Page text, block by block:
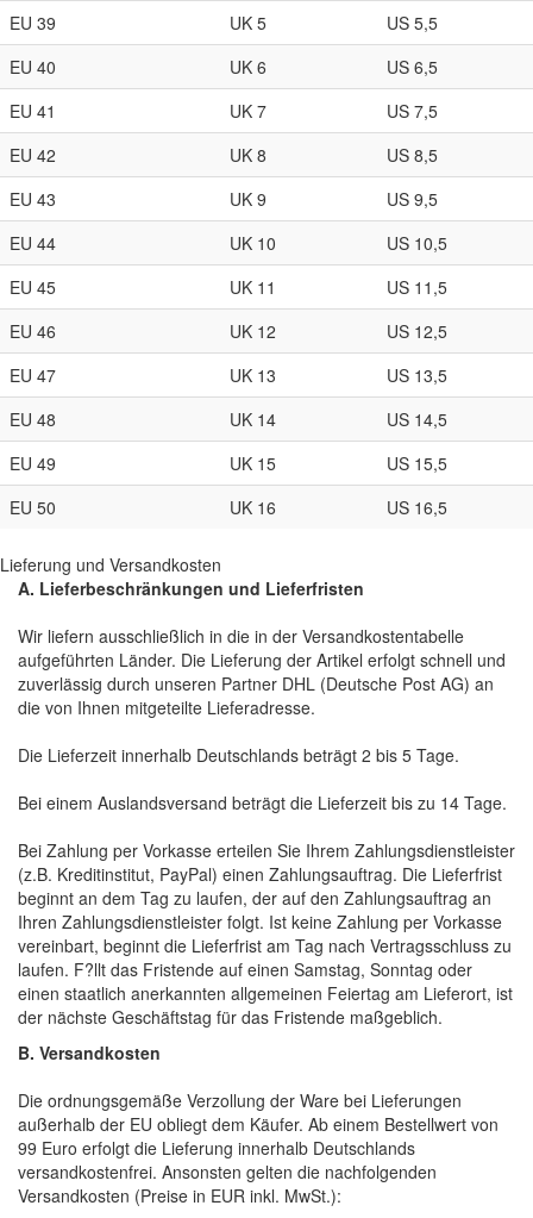
EU 39
UK 5
US 5,5
EU 40
UK 6
US 6,5
EU 41
UK 7
US 7,5
EU 42
UK 8
US 8,5
EU 43
UK 9
US 9,5
EU 44
UK 10
US 10,5
EU 45
UK 11
US 11,5
EU 46
UK 12
US 12,5
EU 47
UK 13
US 13,5
EU 48
UK 14
US 14,5
EU 49
UK 15
US 15,5
EU 50
UK 16 US 16,5
Lieferung und Versandkosten
A. Lieferbeschränkungen und Lieferfristen
Wir liefern ausschließlich in die in der Versandkostentabelle
aufgeführten Länder. Die Lieferung der Artikel erfolgt schnell und
zuverlässig durch unseren Partner DHL (Deutsche Post AG) an
die von Ihnen mitgeteilte Lieferadresse.
Die Lieferzeit innerhalb Deutschlands beträgt 2 bis 5 Tage.
Bei einem Auslandsversand beträgt die Lieferzeit bis zu 14 Tage.
Bei Zahlung per Vorkasse erteilen Sie Ihrem Zahlungsdienstleister
(z.B. Kreditinstitut, PayPal) einen Zahlungsauftrag. Die Lieferfrist
beginnt an dem Tag zu laufen, der auf den Zahlungsauftrag an
Ihren Zahlungsdienstleister folgt. Ist keine Zahlung per Vorkasse
vereinbart, beginnt die Lieferfrist am Tag nach Vertragsschluss zu
laufen. F?llt das Fristende auf einen Samstag, Sonntag oder
einen staatlich anerkannten allgemeinen Feiertag am Lieferort, ist
der nächste Geschäftstag für das Fristende maßgeblich.
B. Versandkosten
Die ordnungsgemäße Verzollung der Ware bei Lieferungen
außerhalb der EU obliegt dem Käufer. Ab einem Bestellwert von
99 Euro erfolgt die Lieferung innerhalb Deutschlands
versandkostenfrei. Ansonsten gelten die nachfolgenden
Versandkosten (Preise in EUR inkl. MwSt.):